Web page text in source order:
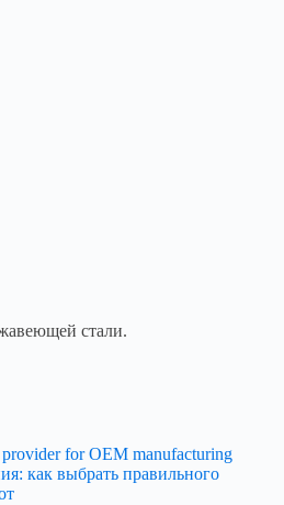
стали.
как выбрать правильного